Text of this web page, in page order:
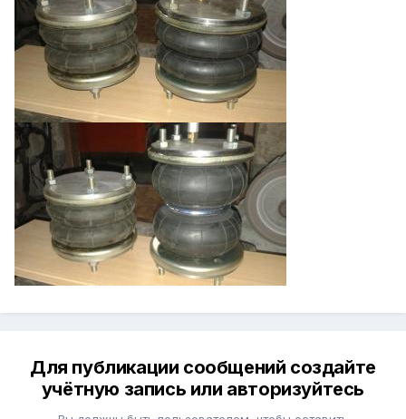
Для публикации сообщений создайте
учётную запись или авторизуйтесь